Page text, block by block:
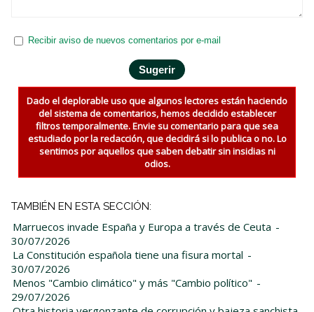
Recibir aviso de nuevos comentarios por e-mail
Dado el deplorable uso que algunos lectores están haciendo
del sistema de comentarios, hemos decidido establecer
filtros temporalmente. Envie su comentario para que sea
estudiado por la redacción, que decidirá si lo publica o no. Lo
sentimos por aquellos que saben debatir sin insidias ni
odios.
TAMBIÉN EN ESTA SECCIÓN:
Marruecos invade España y Europa a través de Ceuta -
30/07/2026
La Constitución española tiene una fisura mortal -
30/07/2026
Menos "Cambio climático" y más "Cambio político" -
29/07/2026